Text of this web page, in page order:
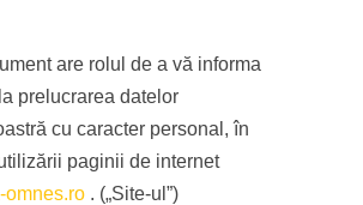
are rolul de a vă informa
prelucrarea datelor
cu caracter personal, în
paginii de internet
omnes.ro . („Site-ul”)